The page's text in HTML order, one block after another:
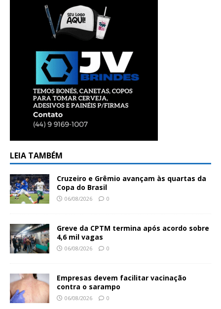
LEIA TAMBÉM
Cruzeiro e Grêmio avançam às quartas da
Copa do Brasil
06/08/2026 0
Greve da CPTM termina após acordo sobre
4,6 mil vagas
06/08/2026 0
Empresas devem facilitar vacinação
contra o sarampo
06/08/2026 0